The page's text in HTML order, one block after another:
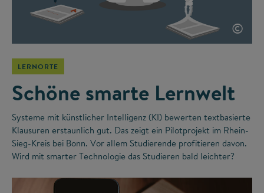
©
LERNORTE
Schöne smarte Lernwelt
Systeme mit künstlicher Intelligenz (KI) bewerten textbasierte
Klausuren erstaunlich gut. Das zeigt ein Pilotprojekt im Rhein-
Sieg-Kreis bei Bonn. Vor allem Studierende profitieren davon.
Wird mit smarter Technologie das Studieren bald leichter?